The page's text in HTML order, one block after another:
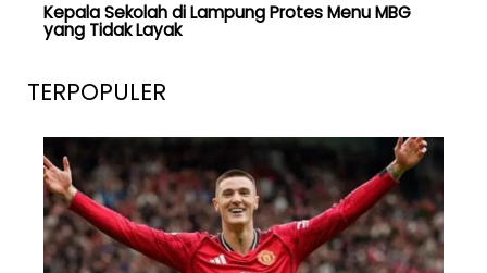
Kepala Sekolah di Lampung Protes Menu MBG
yang Tidak Layak
TERPOPULER